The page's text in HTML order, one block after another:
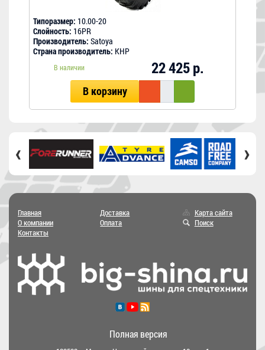
Типоразмер: 10.00-20
Слойность: 16PR
Производитель: Satoya
Страна производитель: КНР
В наличии 22 425 р.
В корзину
‹ ›
Главная
О компании
Контакты
Доставка
Оплата
Карта сайта
Поиск
Полная версия